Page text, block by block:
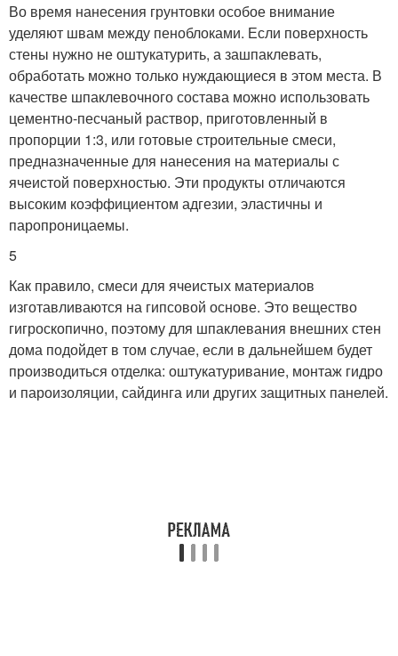
Во время нанесения грунтовки особое внимание
уделяют швам между пеноблоками. Если поверхность
стены нужно не оштукатурить, а зашпаклевать,
обработать можно только нуждающиеся в этом места. В
качестве шпаклевочного состава можно использовать
цементно-песчаный раствор, приготовленный в
пропорции 1:3, или готовые строительные смеси,
предназначенные для нанесения на материалы с
ячеистой поверхностью. Эти продукты отличаются
высоким коэффициентом адгезии, эластичны и
паропроницаемы.
5
Как правило, смеси для ячеистых материалов
изготавливаются на гипсовой основе. Это вещество
гигроскопично, поэтому для шпаклевания внешних стен
дома подойдет в том случае, если в дальнейшем будет
производиться отделка: оштукатуривание, монтаж гидро
и пароизоляции, сайдинга или других защитных панелей.